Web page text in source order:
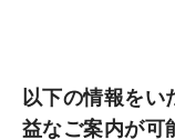
以下の情報をい
益なご案内が可